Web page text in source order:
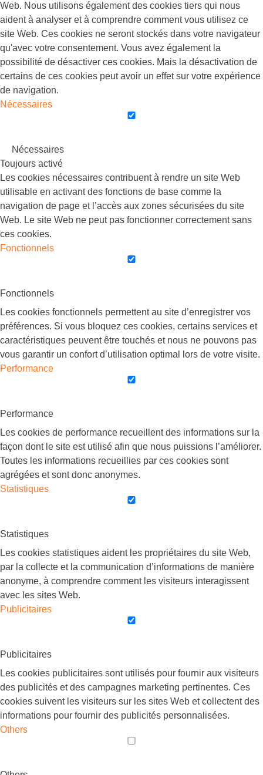
Web. Nous utilisons également des cookies tiers qui nous
aident à analyser et à comprendre comment vous utilisez ce
site Web. Ces cookies ne seront stockés dans votre navigateur
qu'avec votre consentement. Vous avez également la
possibilité de désactiver ces cookies. Mais la désactivation de
certains de ces cookies peut avoir un effet sur votre expérience
de navigation.
Nécessaires
Nécessaires
Toujours activé
Les cookies nécessaires contribuent à rendre un site Web
utilisable en activant des fonctions de base comme la
navigation de page et l’accès aux zones sécurisées du site
Web. Le site Web ne peut pas fonctionner correctement sans
ces cookies.
Fonctionnels
Fonctionnels
Les cookies fonctionnels permettent au site d’enregistrer vos
préférences. Si vous bloquez ces cookies, certains services et
caractéristiques peuvent être touchés et nous ne pouvons pas
vous garantir un confort d’utilisation optimal lors de votre visite.
Performance
Performance
Les cookies de performance recueillent des informations sur la
façon dont le site est utilisé afin que nous puissions l’améliorer.
Toutes les informations recueillies par ces cookies sont
agrégées et sont donc anonymes.
Statistiques
Statistiques
Les cookies statistiques aident les propriétaires du site Web,
par la collecte et la communication d’informations de manière
anonyme, à comprendre comment les visiteurs interagissent
avec les sites Web.
Publicitaires
Publicitaires
Les cookies publicitaires sont utilisés pour fournir aux visiteurs
des publicités et des campagnes marketing pertinentes. Ces
cookies suivent les visiteurs sur les sites Web et collectent des
informations pour fournir des publicités personnalisées.
Others